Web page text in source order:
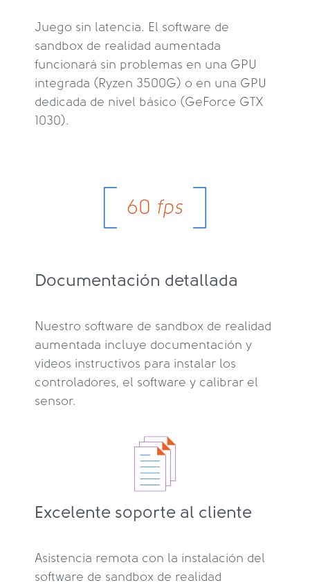
Juego sin latencia. El software de
sandbox de realidad aumentada
funcionará sin problemas en una GPU
integrada (Ryzen 3500G) o en una GPU
dedicada de nivel básico (GeForce GTX
1030).
Documentación detallada
Nuestro software de sandbox de realidad
aumentada incluye documentación y
videos instructivos para instalar los
controladores, el software y calibrar el
sensor.
Excelente soporte al cliente
Asistencia remota con la instalación del
software de sandbox de realidad